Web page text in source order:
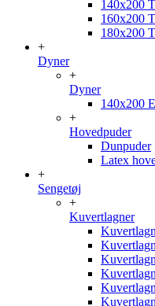
140x200
160x200
180x200
+
Dyner
+
Dyner
140x200
+
Hovedpuder
Dunpuder
Latex
+
Sengetøj
+
Kuvertlagner